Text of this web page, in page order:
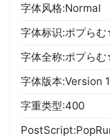
字体风格:Normal
字体标识:ポプら
字体全称:ポプら
字体版本:Version
字重类型:400